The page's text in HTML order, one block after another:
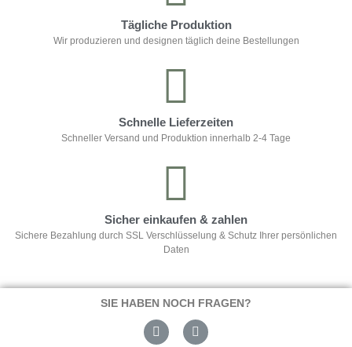
Tägliche Produktion
Wir produzieren und designen täglich deine Bestellungen
Schnelle Lieferzeiten
Schneller Versand und Produktion innerhalb 2-4 Tage
Sicher einkaufen & zahlen
Sichere Bezahlung durch SSL Verschlüsselung & Schutz Ihrer persönlichen
Daten
SIE HABEN NOCH FRAGEN?